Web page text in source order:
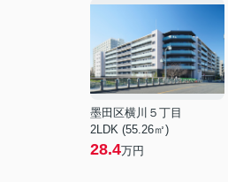
墨田区横川５丁目
2LDK (55.26㎡)
28.4万円